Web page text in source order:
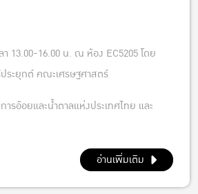
13.00-16.00 น. ณ ห้อง EC5205 โดย
ระยุกต์ คณะเศรษฐศาสตร์
รอ้อยและน้ำตาลแห่งประเทศไทย และ
อ่านเพิ่มเติม